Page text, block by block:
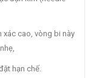
xác cao, vòng bi này
hạn chế.